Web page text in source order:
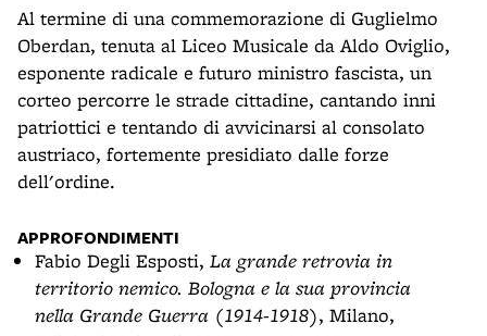
Al termine di una commemorazione di Guglielmo
Oberdan, tenuta al Liceo Musicale da Aldo Oviglio,
esponente radicale e futuro ministro fascista, un
corteo percorre le strade cittadine, cantando inni
patriottici e tentando di avvicinarsi al consolato
austriaco, fortemente presidiato dalle forze
dell'ordine.
APPROFONDIMENTI
Fabio Degli Esposti, La grande retrovia in
territorio nemico. Bologna e la sua provincia
nella Grande Guerra (1914-1918), Milano,